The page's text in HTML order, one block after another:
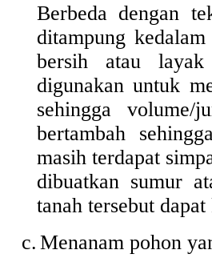
Berbeda dengan
ditampung
bersih atau
digunakan untuk
sehingga
bertambah
masih terdapat
dibuatkan sumur
tanah tersebut
c. Menanam pohon